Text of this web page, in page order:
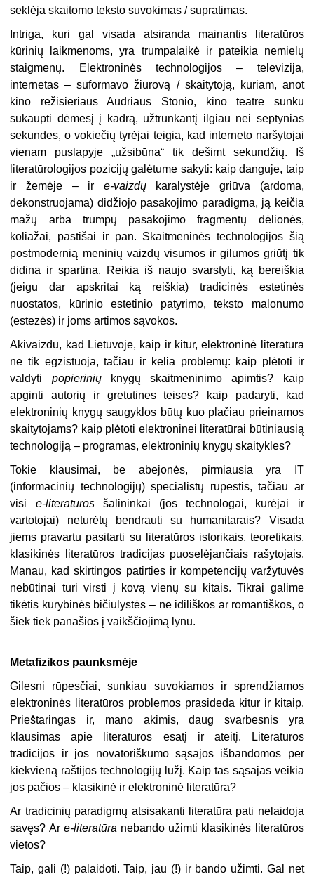
seklėja skaitomo teksto suvokimas / supratimas.
Intriga, kuri gal visada atsiranda mainantis literatūros
kūrinių laikmenoms, yra trumpalaikė ir pateikia nemielų
staigmenų. Elektroninės technologijos – televizija,
internetas – suformavo žiūrovą / skaitytoją, kuriam, anot
kino režisieriaus Audriaus Stonio, kino teatre sunku
sukaupti dėmesį į kadrą, užtrunkantį ilgiau nei septynias
sekundes, o vokiečių tyrėjai teigia, kad interneto naršytojai
vienam puslapyje „užsibūna“ tik dešimt sekundžių. Iš
literatūrologijos pozicijų galėtume sakyti: kaip danguje, taip
ir žemėje – ir e-vaizdųkaralystėje griūva (ardoma,
dekonstruojama) didžiojo pasakojimo paradigma, ją keičia
mažų arba trumpų pasakojimo fragmentų dėlionės,
koliažai, pastišai ir pan. Skaitmeninės technologijos šią
postmodernią meninių vaizdų visumos ir gilumos griūtį tik
didina ir spartina. Reikia iš naujo svarstyti, ką bereiškia
(jeigu dar apskritai ką reiškia) tradicinės estetinės
nuostatos, kūrinio estetinio patyrimo, teksto malonumo
(estezės) ir joms artimos sąvokos.
Akivaizdu, kad Lietuvoje, kaip ir kitur, elektroninė literatūra
ne tik egzistuoja, tačiau ir kelia problemų: kaip plėtoti ir
valdyti popieriniųknygų skaitmeninimo apimtis? kaip
apginti autorių ir gretutines teises? kaip padaryti, kad
elektroninių knygų saugyklos būtų kuo plačiau prieinamos
skaitytojams? kaip plėtoti elektroninei literatūrai būtiniausią
technologiją – programas, elektroninių knygų skaitykles?
Tokie klausimai, be abejonės, pirmiausia yra IT
(informacinių technologijų) specialistų rūpestis, tačiau ar
visi e-literatūrosšalininkai (jos technologai, kūrėjai ir
vartotojai) neturėtų bendrauti su humanitarais? Visada
jiems pravartu pasitarti su literatūros istorikais, teoretikais,
klasikinės literatūros tradicijas puoselėjančiais rašytojais.
Manau, kad skirtingos patirties ir kompetencijų varžytuvės
nebūtinai turi virsti į kovą vienų su kitais. Tikrai galime
tikėtis kūrybinės bičiulystės – ne idiliškos ar romantiškos, o
šiek tiek panašios į vaikščiojimą lynu.
Metafizikos paunksmėje
Gilesni rūpesčiai, sunkiau suvokiamos ir sprendžiamos
elektroninės literatūros problemos prasideda kitur ir kitaip.
Prieštaringas ir, mano akimis, daug svarbesnis yra
klausimas apie literatūros esatį ir ateitį. Literatūros
tradicijos ir jos novatoriškumo sąsajos išbandomos per
kiekvieną raštijos technologijų lūžį. Kaip tas sąsajas veikia
jos pačios – klasikinė ir elektroninė literatūra?
Ar tradicinių paradigmų atsisakanti literatūra pati nelaidoja
savęs? Ar e-literatūra nebando užimti klasikinės literatūros
vietos?
Taip, gali (!) palaidoti. Taip, jau (!) ir bando užimti. Gal net